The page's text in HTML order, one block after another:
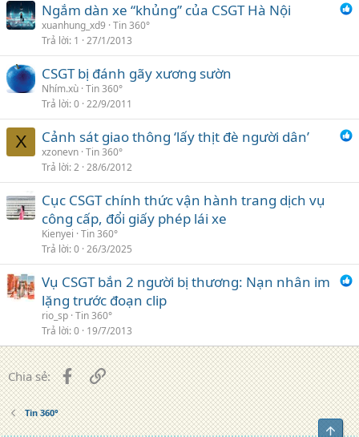
Ngắm dàn xe “khủng” của CSGT Hà Nội
xuanhung_xd9 Tin 360°
Trả lời 1 27/1/2013
CSGT bị đánh gãy xương sườn
Nhím.xù Tin 360°
Trả lời 0 22/9/2011
X Cảnh sát giao thông ‘lấy thịt đè người dân’
xzonevn Tin 360°
Trả lời 2 28/6/2012
Cục CSGT chính thức vận hành trang dịch vụ
công cấp, đổi giấy phép lái xe
Kienyei Tin 360°
Trả lời 0 26/3/2025
Vụ CSGT bắn 2 người bị thương: Nạn nhân im
lặng trước đoạn clip
rio_sp Tin 360°
Trả lời 0 19/7/2013
Chia sẻ: FacebookLiên kết
Tin 360°
Top